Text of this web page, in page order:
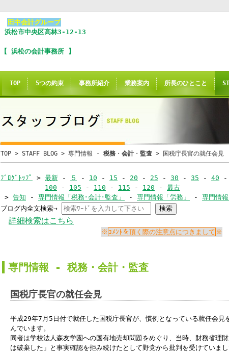
このままInternet Explorer
※Internet Explorer互換の
このお知らせの表示される場
誠に申し訳ございません
当サイトのInternet Explorerからの
恐れ入り
当サイト推奨ブラウザ
Windows標準の
からアクセスして頂く
田中会計
(浜松市中央区
田中会計グループ
浜松市中央区高林3-12-13
【 浜松の会計事務所 】
TOP 5つの約束 事務所紹介 業務案内 所長のひとこと
TOP > STAFF BLOG > 専門情報 - 税務 ・ 会計・ 監査 > 国税庁長官の就任会見
ﾌﾞﾛｸﾞﾄｯﾌﾟ > 最新 - ５ - 10 - 15 - 20 - 25 - 30 - 35 - 40 -
100 - 105 - 110 - 115 - 120 - 最古
> 告知 - 専門情報「税務･会計･監査」 - 専門情報「労務」 - 専門情報
ブログ内全文検索→
詳細検索はこちら
ｺﾒﾝﾄを頂く際の注意点につきまして
専門情報 - 税務・ 会計・ 監査
国税庁長官の就任会見
平成29年7 月 5 日付で就任した国税庁長官が、慣例となっている就任会見
んでいます。
同者は学校法人森友学園への国有地売却問題をめぐり、当時、財務省理
は破棄した」と事実確認を拒み続けたとして野党から批判を受けていま